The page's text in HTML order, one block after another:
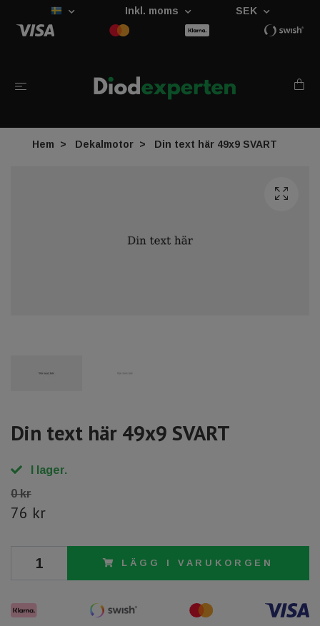
Inkl. moms SEK
Hem Dekalmotor Din text här 49x9 SVART
Din text här 49x9 SVART
I lager.
0 kr
76 kr
LÄGG I VARUKORGEN